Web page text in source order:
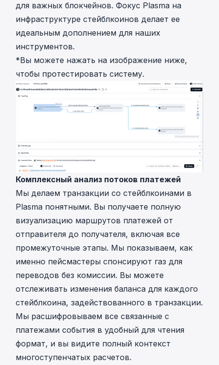
для важных блокчейнов. Фокус Plasma на
инфраструктуре стейблкоинов делает ее
идеальным дополнением для наших
инструментов.
*Вы можете нажать на изображение ниже,
чтобы протестировать систему.
Комплексный анализ потоков платежей
Мы делаем транзакции со стейблкоинами в
Plasma понятными. Вы получаете полную
визуализацию маршрутов платежей от
отправителя до получателя, включая все
промежуточные этапы. Мы показываем, как
именно пейсмастеры спонсируют газ для
переводов без комиссии. Вы можете
отслеживать изменения баланса для каждого
стейблкоина, задействованного в транзакции.
Мы расшифровываем все связанные с
платежами события в удобный для чтения
формат, и вы видите полный контекст
многоступенчатых расчетов.